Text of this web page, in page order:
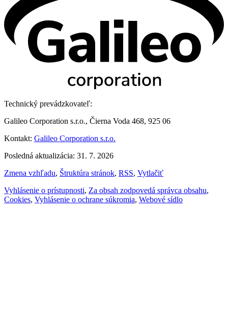
Technický prevádzkovateľ:
Galileo Corporation s.r.o., Čierna Voda 468, 925 06
Kontakt: Galileo Corporation s.r.o.
Posledná aktualizácia: 31. 7. 2026
Zmena vzhľadu, Štruktúra stránok, RSS, Vytlačiť
Vyhlásenie o prístupnosti, Za obsah zodpovedá správca obsahu,
Cookies, Vyhlásenie o ochrane súkromia, Webové sídlo